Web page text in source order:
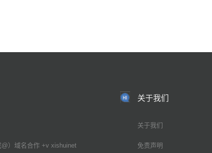
）域名合作 +v xishuinet
关于我们
关于我们
免责声明